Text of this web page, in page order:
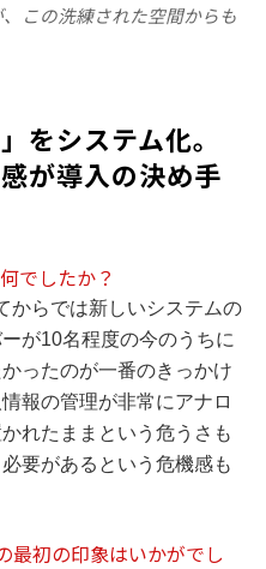
この洗練された空間からも
をシステム化。
が導入の決め手
でしたか？
からでは新しいシステムの
が10名程度の今のうちに
ったのが一番のきっかけ
報の管理が非常にアナロ
れたままという危うさも
要があるという危機感も
最初の印象はいかがでし